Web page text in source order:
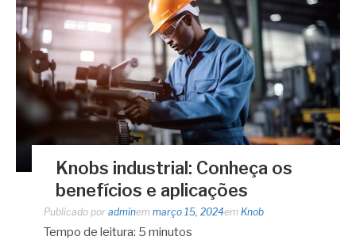
Knobs industrial: Conheça os
benefícios e aplicações
Publicado por adminem março 15, 2024em Knob
Tempo de leitura: 5 minutos